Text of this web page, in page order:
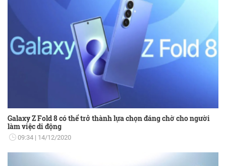
Galaxy Z Fold 8 có thể trở thành lựa chọn đáng chờ cho người
làm việc di động
09:34 14/12/2020